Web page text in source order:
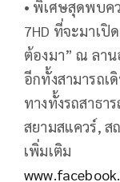
• พิเศษสุดพบค
7HD ที่จะมาเปิ
ต้องมา” ณ ลา
อีกทั้งสามารถเ
ทางทั้งรถสาธา
สยามสแควร์, ส
เพิ่มเติม